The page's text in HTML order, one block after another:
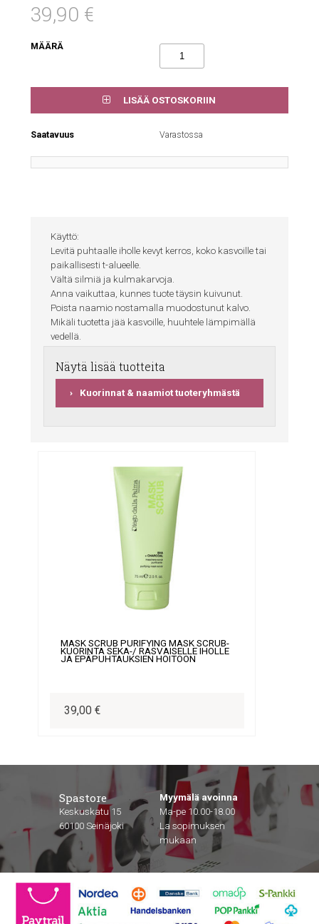
39,90 €
MÄÄRÄ
LISÄÄ OSTOSKORIIN
Saatavuus Varastossa
Käyttö:
Levitä puhtaalle iholle kevyt kerros, koko kasvoille tai
paikallisesti t-alueelle.
Vältä silmiä ja kulmakarvoja.
Anna vaikuttaa, kunnes tuote täysin kuivunut.
Poista naamio nostamalla muodostunut kalvo.
Mikäli tuotetta jää kasvoille, huuhtele lämpimällä
vedellä.
Näytä lisää tuotteita
Kuorinnat & naamiot tuoteryhmästä
MASK SCRUB PURIFYING MASK SCRUB-
KUORINTA SEKA-/ RASVAISELLE IHOLLE
JA EPÄPUHTAUKSIEN HOITOON
39,00 €
Spastore
Keskuskatu 15
60100 Seinäjoki
Myymälä avoinna
Ma-pe 10.00-18.00
La sopimuksen
mukaan